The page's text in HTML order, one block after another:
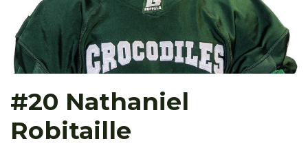
#20 Nathaniel
Robitaille